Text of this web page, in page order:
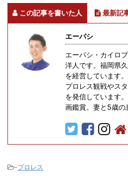
この記事を書いた人 最新記
エーパシ
エーパシ・カイロ
洋人です。福岡県
を経営しています
プロレス観戦やス
を発信しています
画鑑賞。妻と5歳の
-プロレス